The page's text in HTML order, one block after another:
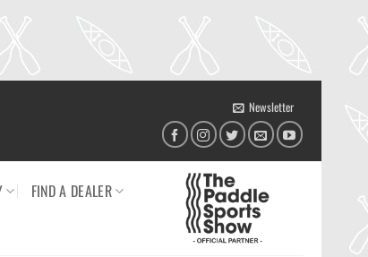
Newsletter
FIND A DEALER